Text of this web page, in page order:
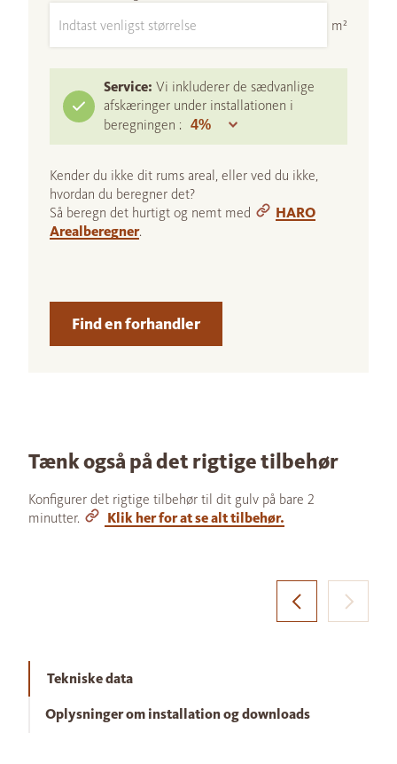
m²
Service: Vi inkluderer de sædvanlige
afskæringer under installationen i
beregningen :
Kender du ikke dit rums areal, eller ved du ikke,
hvordan du beregner det?
Så beregn det hurtigt og nemt med
HARO
Arealberegner.
Find en forhandler
Tænk også på det rigtige tilbehør
Konfigurer det rigtige tilbehør til dit gulv på bare 2
minutter.
Klik her for at se alt tilbehør.
Tekniske data
Oplysninger om installation og downloads